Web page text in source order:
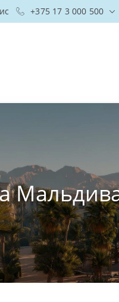
+375 17 3 000 500